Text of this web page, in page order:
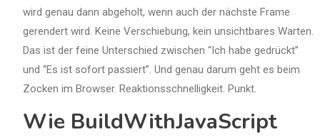
wird genau dann abgeholt, wenn auch der nächste Frame
gerendert wird. Keine Verschiebung, kein unsichtbares Warten.
Das ist der feine Unterschied zwischen “Ich habe gedrückt”
und “Es ist sofort passiert”. Und genau darum geht es beim
Zocken im Browser. Reaktionsschnelligkeit. Punkt.
Wie BuildWithJavaScript